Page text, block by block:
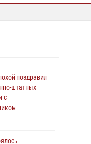
поздравил
штатных
с